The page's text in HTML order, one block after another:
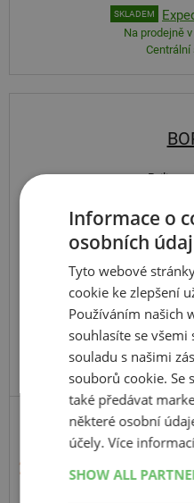
SKLADEM
Na prodejně
Centrální
PRÉMIOVÁ KVALITA
2 842 Kč
Informace o
osobních
Tyto webové
cookie ke zlepšení
Používáním našich
souhlasíte se
souladu s našimi
souborů cookie. Se
také předávat
některé osobní
účely.Více
SHOW ALL